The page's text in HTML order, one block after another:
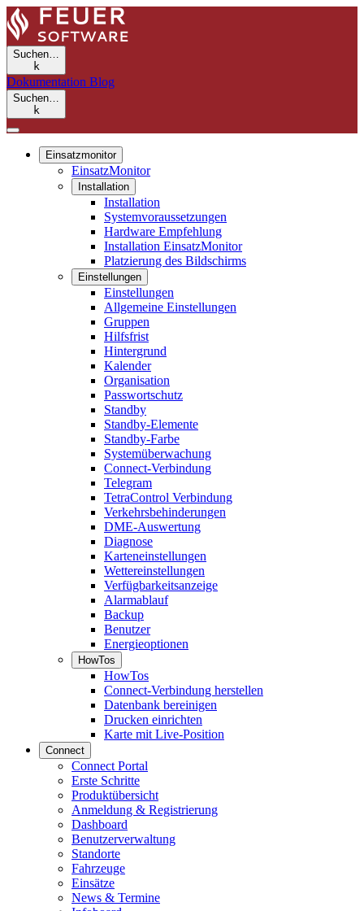
Suchen…
k
Dokumentation Blog
Suchen…
k
Einsatzmonitor
EinsatzMonitor
Installation
Installation
Systemvoraussetzungen
Hardware Empfehlung
Installation EinsatzMonitor
Platzierung des Bildschirms
Einstellungen
Einstellungen
Allgemeine Einstellungen
Gruppen
Hilfsfrist
Hintergrund
Kalender
Organisation
Passwortschutz
Standby
Standby-Elemente
Standby-Farbe
Systemüberwachung
Connect-Verbindung
Telegram
TetraControl Verbindung
Verkehrsbehinderungen
DME-Auswertung
Diagnose
Karteneinstellungen
Wettereinstellungen
Verfügbarkeitsanzeige
Alarmablauf
Backup
Benutzer
Energieoptionen
HowTos
HowTos
Connect-Verbindung herstellen
Datenbank bereinigen
Drucken einrichten
Karte mit Live-Position
Connect
Connect Portal
Erste Schritte
Produktübersicht
Anmeldung & Registrierung
Dashboard
Benutzerverwaltung
Standorte
Fahrzeuge
Einsätze
News & Termine